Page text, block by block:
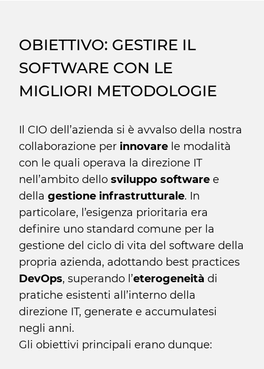
OBIETTIVO: GESTIRE IL
SOFTWARE CON LE
MIGLIORI METODOLOGIE
Il CIO dell’azienda si è avvalso della nostra
collaborazione per innovare le modalità
con le quali operava la direzione IT
nell’ambito dello sviluppo software e
della gestione infrastrutturale. In
particolare, l’esigenza prioritaria era
definire uno standard comune per la
gestione del ciclo di vita del software della
propria azienda, adottando best practices
DevOps, superando l’eterogeneità di
pratiche esistenti all’interno della
direzione IT, generate e accumulatesi
negli anni.
Gli obiettivi principali erano dunque: